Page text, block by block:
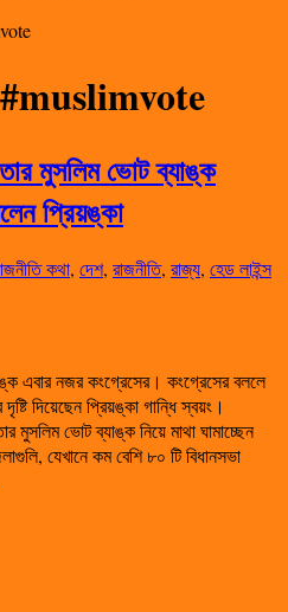
#muslimvote
মুসলিম ভোট ব্যাঙ্ক
প্রিয়ঙ্কা
কথা, দেশ, রাজনীতি, রাজ্য, হেড লাইন্স
এবার নজর কংগ্রেসের। কংগ্রেসের বললে
দিয়েছেন প্রিয়ঙ্কা গান্ধি স্বয়ং।
মুসলিম ভোট ব্যাঙ্ক নিয়ে মাথা ঘামাচ্ছেন
যেখানে কম বেশি ৮০ টি বিধানসভা